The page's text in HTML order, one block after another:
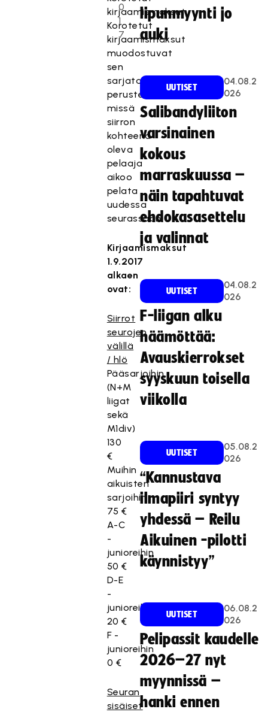
0
1
7
kirjaamismaksut.
Korotetut
kirjaamismaksut
muodostuvat
sen
sarjatason
perusteella,
missä
siirron
kohteena
oleva
pelaaja
aikoo
pelata
uudessa
seurassaan.
Kirjaamismaksut
1.9.2017
alkaen
ovat:
Siirrot
seurojen
välillä
/ hlö
Pääsarjoihin
(N+M
liigat
sekä
M1div)
130
€
Muihin
aikuisten
sarjoihin
75 €
A-C
-
junioreihin
50 €
D-E
-
junioreihin
20 €
F -
junioreihin
0 €
Seuran
sisäiset
lipunmyynti jo
auki
UUTISET
04.08.2
026
Salibandyliiton
varsinainen
kokous
marraskuussa –
näin tapahtuvat
ehdokasasettelu
ja valinnat
UUTISET
04.08.2
026
F-liigan alku
häämöttää:
Avauskierrokset
syyskuun toisella
viikolla
UUTISET
05.08.2
026
“Kannustava
ilmapiiri syntyy
yhdessä – Reilu
Aikuinen -pilotti
käynnistyy”
UUTISET
06.08.2
026
Pelipassit kaudelle
2026–27 nyt
myynnissä –
hanki ennen